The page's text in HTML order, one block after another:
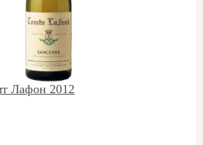
Лафон 2012